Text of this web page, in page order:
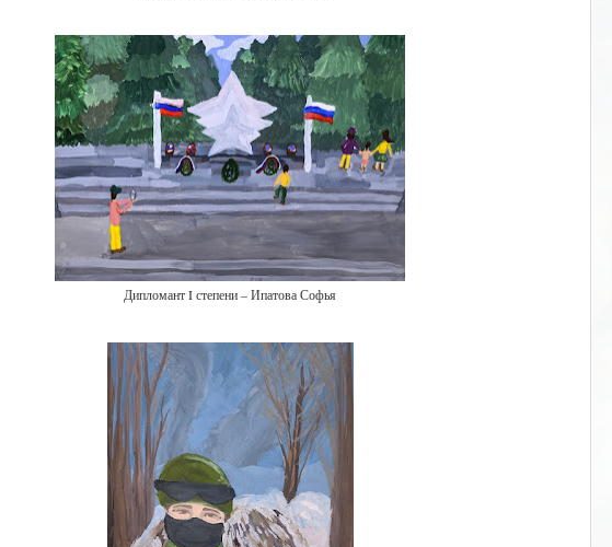
Дипломант I степени – Ипатова Софья